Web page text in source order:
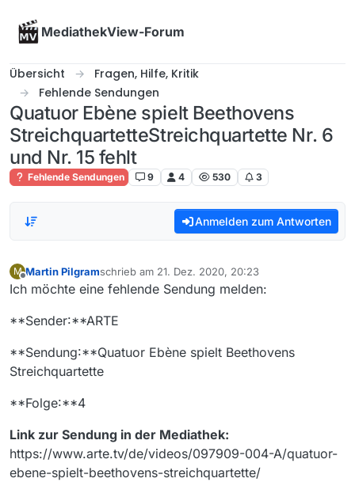
MediathekView-Forum
Übersicht
Fragen, Hilfe, Kritik
Fehlende Sendungen
Quatuor Ebène spielt Beethovens
StreichquartetteStreichquartette Nr. 6
und Nr. 15 fehlt
Fehlende Sendungen 9 4 530 3
Anmelden zum Antworten
M
Offline
Martin Pilgramschrieb am 21. Dez. 2020, 20:23
zuletzt editiert von
Ich möchte eine fehlende Sendung melden:
**Sender:**ARTE
**Sendung:**Quatuor Ebène spielt Beethovens
Streichquartette
**Folge:**4
Link zur Sendung in der Mediathek:
https://www.arte.tv/de/videos/097909-004-A/quatuor-
ebene-spielt-beethovens-streichquartette/